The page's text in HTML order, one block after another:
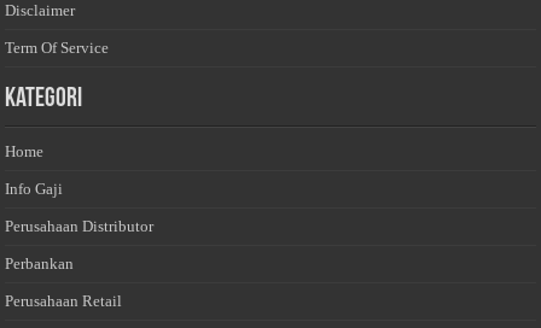
Disclaimer
Term Of Service
Kategori
Home
Info Gaji
Perusahaan Distributor
Perbankan
Perusahaan Retail